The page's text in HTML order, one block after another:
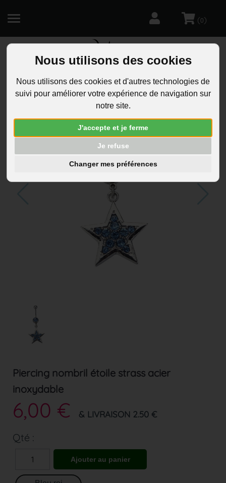
Nous utilisons des cookies
Nous utilisons des cookies et d'autres technologies de
suivi pour améliorer votre expérience de navigation sur
notre site.
J'accepte et je ferme
Je refuse
Changer mes préférences
(0)
Piercing nombril étoile strass acier
inoxydable
6,00 € & LIVRAISON 2.50 €
Qté :